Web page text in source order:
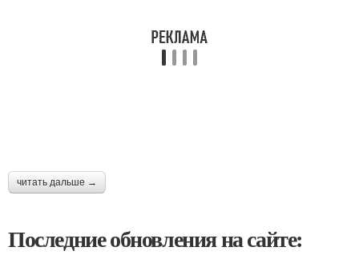
читать дальше →
Последние обновления на сайте: